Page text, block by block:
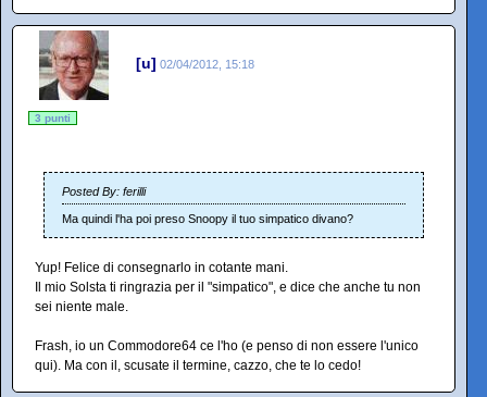
[u] 02/04/2012, 15:18
3 punti
Posted By: ferilli
Ma quindi l'ha poi preso Snoopy il tuo simpatico divano?
Yup! Felice di consegnarlo in cotante mani.
Il mio Solsta ti ringrazia per il "simpatico", e dice che anche tu non
sei niente male.
Frash, io un Commodore64 ce l'ho (e penso di non essere l'unico
qui). Ma con il, scusate il termine, cazzo, che te lo cedo!